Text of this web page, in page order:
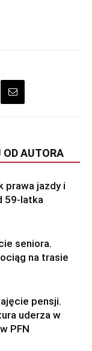
OD AUTORA
prawa jazdy i
59-latka
seniora.
na trasie
pensji.
uderza w
PFN